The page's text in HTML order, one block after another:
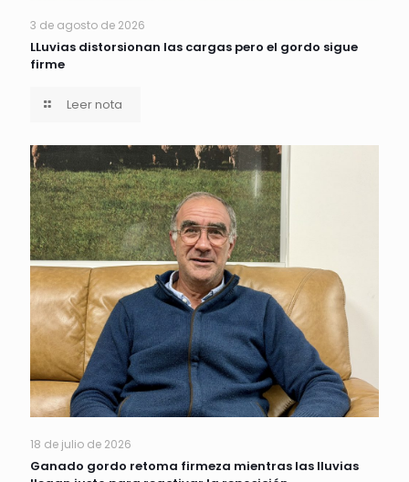
3 de agosto de 2026
LLuvias distorsionan las cargas pero el gordo sigue
firme
Leer nota
18 de julio de 2026
Ganado gordo retoma firmeza mientras las lluvias